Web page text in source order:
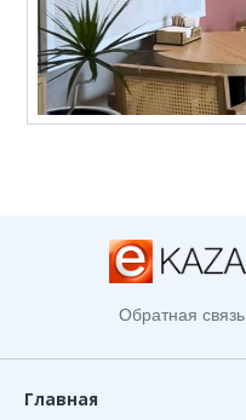
Обратная связь
Главная